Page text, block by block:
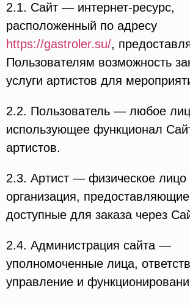
2.1. Сайт — интернет-ресурс,
расположенный по адресу
https://gastroler.su/,
Пользователям возможность
услуги артистов для
2.2. Пользователь — любое
использующее функционал
артистов.
2.3. Артист — физическое лицо
организация, предоставляющие
доступные для заказа через
2.4. Администрация сайта —
уполномоченные лица,
управление и